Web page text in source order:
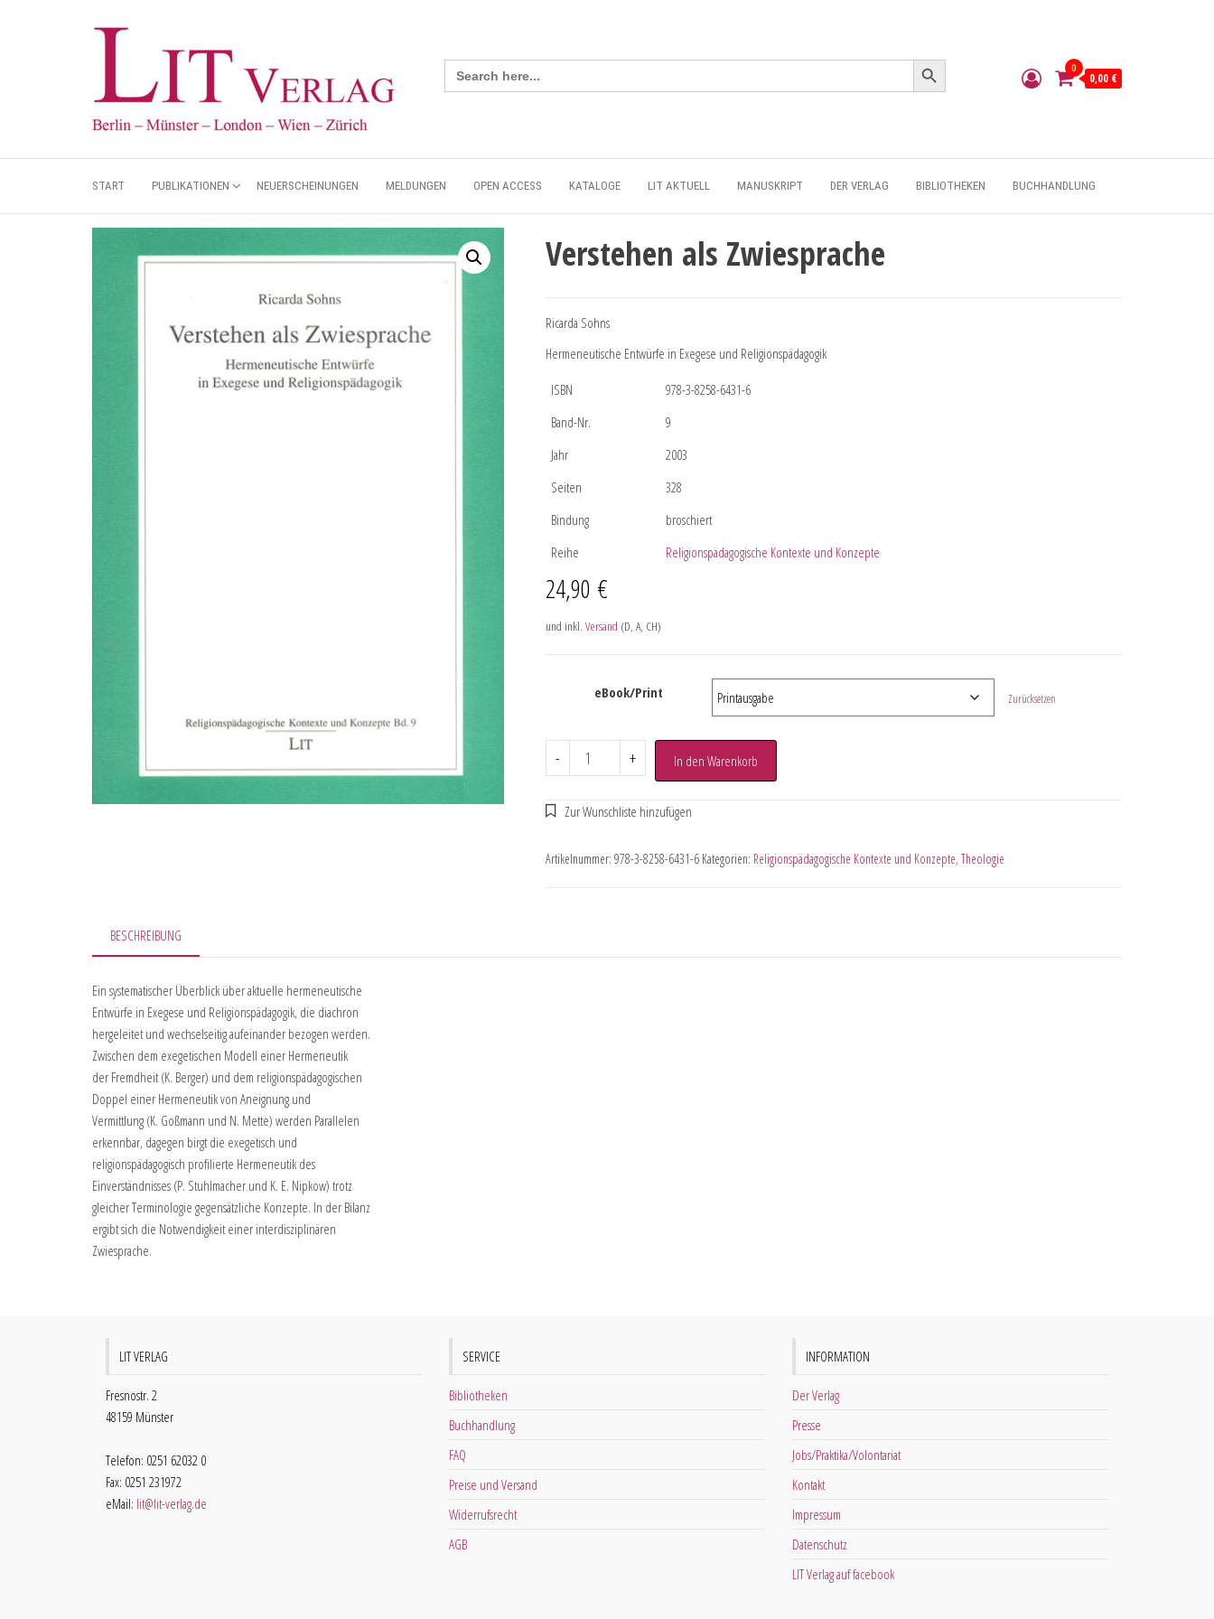
Search
for:
Search Button
0
0,00 €
START PUBLIKATIONEN NEUERSCHEINUNGEN MELDUNGEN OPEN ACCESS KATALOGE LIT AKTUELL MANUSKRIPT DER VERLAG BIBLIOTHEKEN BUCHHANDLUNG
Verstehen als Zwiesprache
Ricarda Sohns
Hermeneutische Entwürfe in Exegese und Religionspädagogik
ISBN
978-3-8258-6431-6
Band-Nr.
9
Jahr
2003
Seiten
328
Bindung
broschiert
Reihe
Religionspädagogische Kontexte und Konzepte
24,90 €
und inkl. Versand (D, A, CH)
eBook/Print Zurücksetzen
- + In den Warenkorb
Artikelnummer: 978-3-8258-6431-6 Kategorien: Religionspädagogische Kontexte und Konzepte, Theologie
BESCHREIBUNG
Ein systematischer Überblick über aktuelle hermeneutische
Entwürfe in Exegese und Religionspädagogik, die diachron
hergeleitet und wechselseitig aufeinander bezogen werden.
Zwischen dem exegetischen Modell einer Hermeneutik
der Fremdheit (K. Berger) und dem religionspädagogischen
Doppel einer Hermeneutik von Aneignung und
Vermittlung (K. Goßmann und N. Mette) werden Parallelen
erkennbar, dagegen birgt die exegetisch und
religionspädagogisch profilierte Hermeneutik des
Einverständnisses (P. Stuhlmacher und K. E. Nipkow) trotz
gleicher Terminologie gegensätzliche Konzepte. In der Bilanz
ergibt sich die Notwendigkeit einer interdisziplinären
Zwiesprache.
LIT VERLAG
Fresnostr. 2
48159 Münster
Telefon: 0251 62032 0
Fax: 0251 231972
eMail: lit@lit-verlag.de
SERVICE
Bibliotheken
Buchhandlung
FAQ
Preise und Versand
Widerrufsrecht
AGB
INFORMATION
Der Verlag
Presse
Jobs/Praktika/Volontariat
Kontakt
Impressum
Datenschutz
LIT Verlag auf facebook